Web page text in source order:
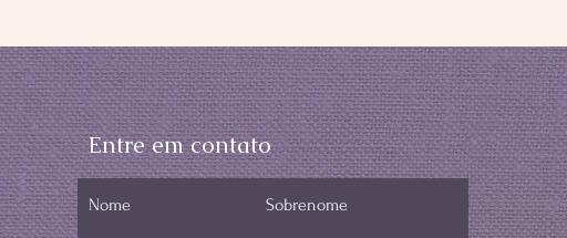
Entre em contato
Nome Sobrenome